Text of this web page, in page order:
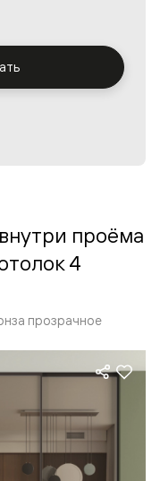
с различными
освещённость.
единый профиль
в одном
координируется
проёма
4
прозрачное